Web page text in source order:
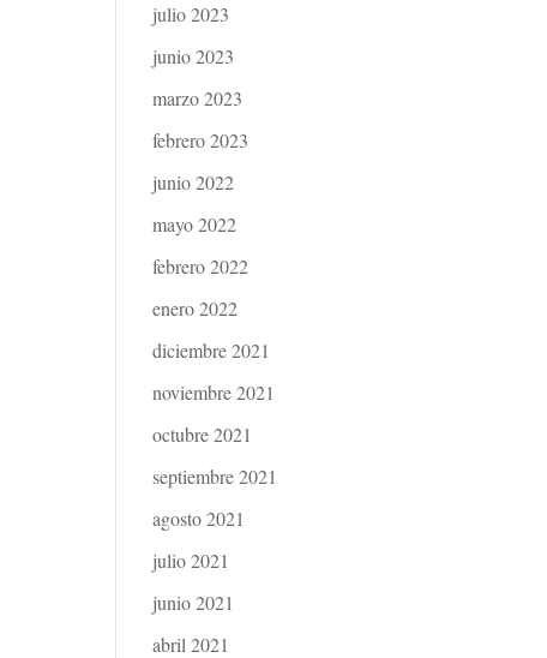
julio 2023
junio 2023
marzo 2023
febrero 2023
junio 2022
mayo 2022
febrero 2022
enero 2022
diciembre 2021
noviembre 2021
octubre 2021
septiembre 2021
agosto 2021
julio 2021
junio 2021
abril 2021